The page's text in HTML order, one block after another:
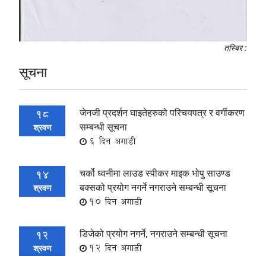
तस्बिर :
सूचना
18
श्रवण
जेनजी प्रदर्शन घाइतेहरुको परिचयपत्र र वर्गीकरण
सम्बन्धी सूचना
6 दिन अगाडी
14
श्रवण
चर्को ध्वनीमा लाउड स्पीकर माइक भोपु साउण्ड
बक्सको प्रयोग नगर्ने नगराउने सम्बन्धी सूचना
10 दिन अगाडी
12
श्रवण
डिजेको प्रयोग नगर्ने, नगराउने सम्बन्धी सूचना
12 दिन अगाडी